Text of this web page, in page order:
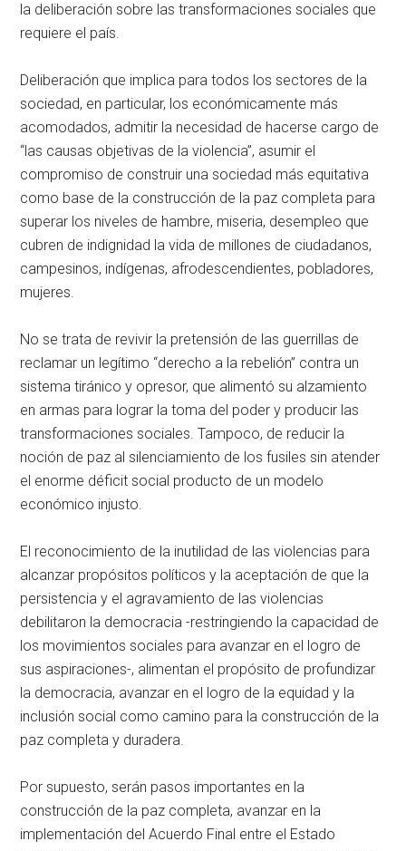
la deliberación sobre las transformaciones sociales que
requiere el país.
Deliberación que implica para todos los sectores de la
sociedad, en particular, los económicamente más
acomodados, admitir la necesidad de hacerse cargo de
“las causas objetivas de la violencia”, asumir el
compromiso de construir una sociedad más equitativa
como base de la construcción de la paz completa para
superar los niveles de hambre, miseria, desempleo que
cubren de indignidad la vida de millones de ciudadanos,
campesinos, indígenas, afrodescendientes, pobladores,
mujeres.
No se trata de revivir la pretensión de las guerrillas de
reclamar un legítimo “derecho a la rebelión” contra un
sistema tiránico y opresor, que alimentó su alzamiento
en armas para lograr la toma del poder y producir las
transformaciones sociales. Tampoco, de reducir la
noción de paz al silenciamiento de los fusiles sin atender
el enorme déficit social producto de un modelo
económico injusto.
El reconocimiento de la inutilidad de las violencias para
alcanzar propósitos políticos y la aceptación de que la
persistencia y el agravamiento de las violencias
debilitaron la democracia -restringiendo la capacidad de
los movimientos sociales para avanzar en el logro de
sus aspiraciones-, alimentan el propósito de profundizar
la democracia, avanzar en el logro de la equidad y la
inclusión social como camino para la construcción de la
paz completa y duradera.
Por supuesto, serán pasos importantes en la
construcción de la paz completa, avanzar en la
implementación del Acuerdo Final entre el Estado